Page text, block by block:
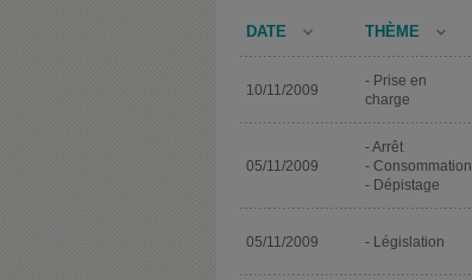
DATE THÈME
10/11/2009
- Prise en
charge
05/11/2009
- Arrêt
- Consommation
- Dépistage
05/11/2009 - Législation